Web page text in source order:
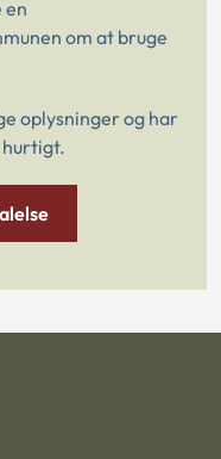
en
om at bruge
oplysninger og har
hurtigt.